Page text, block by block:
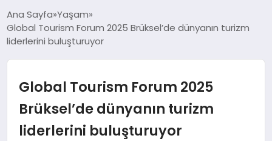
YAŞAM
SPOR & FITNESS
Ana Sayfa Yaşam
Global Tourism Forum 2025 Brüksel’de dünyanın turizm
liderlerini buluşturuyor
Global Tourism Forum 2025
Brüksel’de dünyanın turizm
liderlerini buluşturuyor